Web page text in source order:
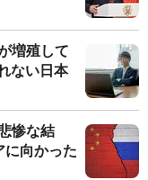
増殖して
ない日本
惨な結
向かった